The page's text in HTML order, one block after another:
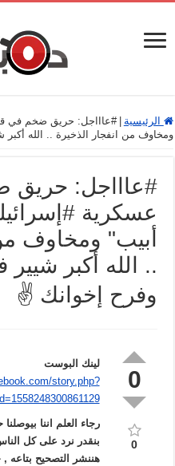
الرئيسية
#عاااجل: حريق ضخم في
ومخاوف من انفجار الذخيرة .. الله
#عاااجل: حريق
عسكرية
أبيب" ومخاوف
.. الله أكبر
وفرح إخوانك ✌
0
0
لينك البوست
story.php?
بنقدر نرد على كل
هننشر التصحيح بتاعه ,